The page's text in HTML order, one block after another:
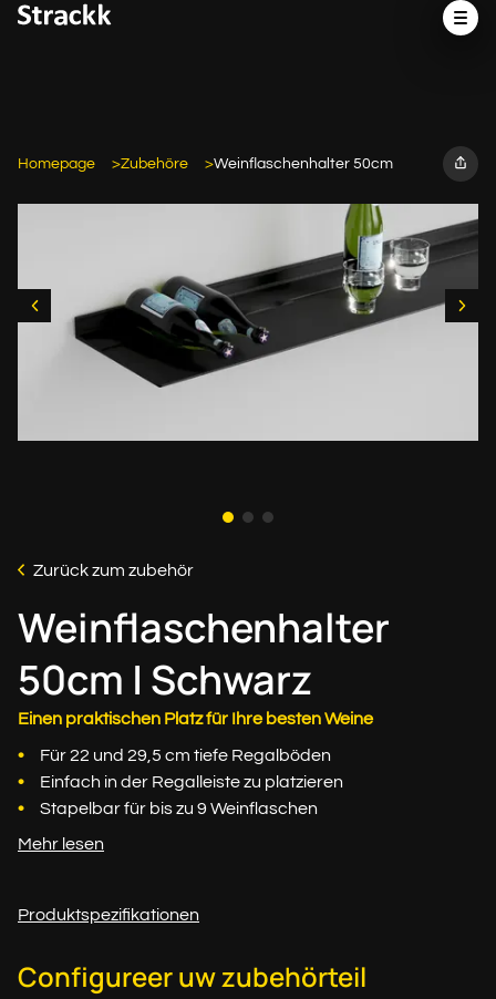
Homepage Zubehöre Weinflaschenhalter 50cm
Zurück zum zubehör
Weinflaschenhalter
50cm | Schwarz
Einen praktischen Platz für Ihre besten Weine
Für 22 und 29,5 cm tiefe Regalböden
Einfach in der Regalleiste zu platzieren
Stapelbar für bis zu 9 Weinflaschen
Mehr lesen
Produktspezifikationen
Configureer uw zubehörteil